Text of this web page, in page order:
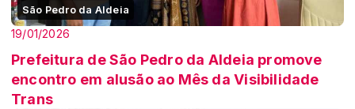
São Pedro da Aldeia
19/01/2026
Prefeitura de São Pedro da Aldeia promove
encontro em alusão ao Mês da Visibilidade
Trans